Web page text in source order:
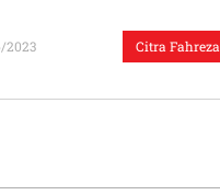
Citra Fahreza
2023